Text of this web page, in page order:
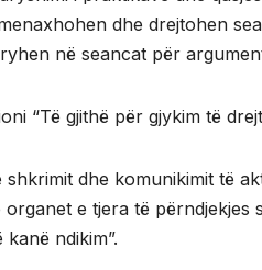
dhe drejtohen
në seancat për
“Të gjithë për gjykim të
dhe komunikimit të
e tjera të përndjekjes
ndikim”.